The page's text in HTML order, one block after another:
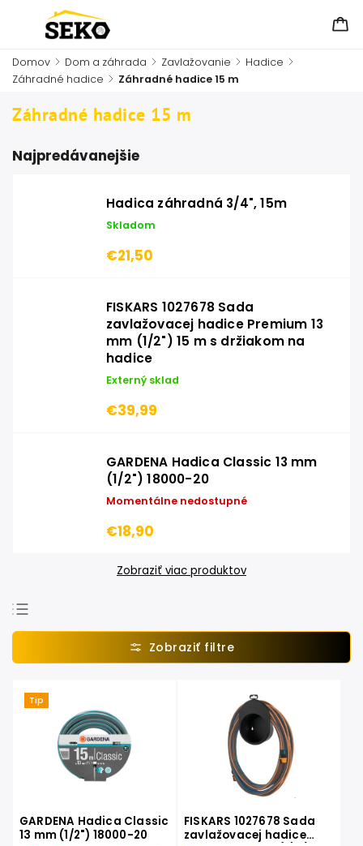
Domov / Dom a záhrada / Zavlažovanie / Hadice /
Záhradné hadice / Záhradné hadice 15 m
Záhradné hadice 15 m
Najpredávanejšie
Hadica záhradná 3/4", 15m
Skladom
€21,50
FISKARS 1027678 Sada
zavlažovacej hadice Premium 13
mm (1/2") 15 m s držiakom na
hadice
Externý sklad
€39,99
GARDENA Hadica Classic 13 mm
(1/2") 18000-20
Momentálne nedostupné
€18,90
Zobraziť viac produktov
Najpredávanejšie
Najlacnejšie
Abecedne
Tip
GARDENA Hadica Classic
13 mm (1/2") 18000-20
FISKARS 1027678 Sada
zavlažovacej hadice